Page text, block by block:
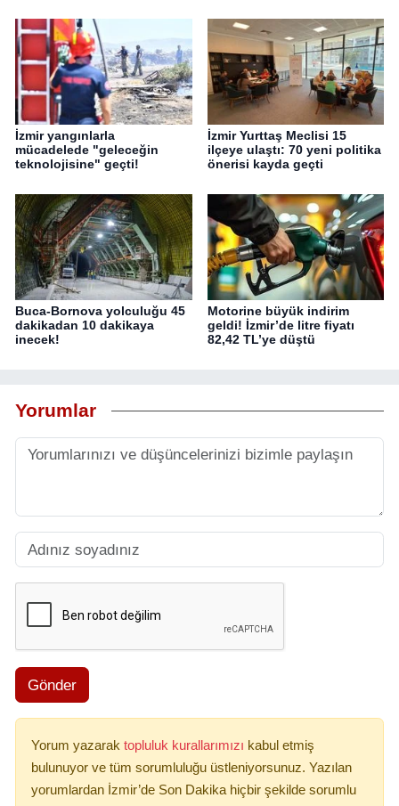
İzmir yangınlarla
mücadelede "geleceğin
teknolojisine" geçti!
İzmir Yurttaş Meclisi 15
ilçeye ulaştı: 70 yeni politika
önerisi kayda geçti
Buca-Bornova yolculuğu 45
dakikadan 10 dakikaya
inecek!
Motorine büyük indirim
geldi! İzmir’de litre fiyatı
82,42 TL’ye düştü
Yorumlar
Gönder
Yorum yazarak topluluk kurallarımızı kabul etmiş
bulunuyor ve tüm sorumluluğu üstleniyorsunuz. Yazılan
yorumlardan İzmir’de Son Dakika hiçbir şekilde sorumlu